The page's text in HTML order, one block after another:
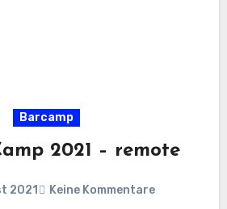
Barcamp
2021 – remote
2021 Keine Kommentare